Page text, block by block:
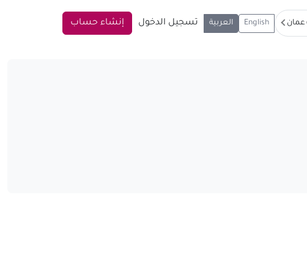
عمان English العربية تسجيل الدخول إنشاء حساب